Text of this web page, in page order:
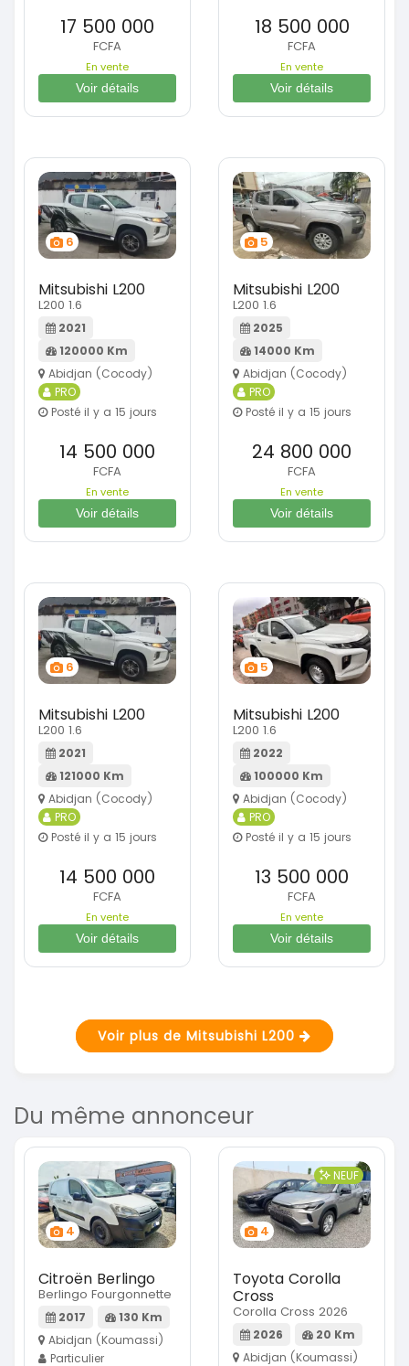
17 500 000
FCFA
En vente
Voir détails
18 500 000
FCFA
En vente
Voir détails
6
Mitsubishi L200
L200 1.6
2021
120000 Km
Abidjan (Cocody)
PRO
Posté il y a 15 jours
14 500 000
FCFA
En vente
Voir détails
5
Mitsubishi L200
L200 1.6
2025
14000 Km
Abidjan (Cocody)
PRO
Posté il y a 15 jours
24 800 000
FCFA
En vente
Voir détails
6
Mitsubishi L200
L200 1.6
2021
121000 Km
Abidjan (Cocody)
PRO
Posté il y a 15 jours
14 500 000
FCFA
En vente
Voir détails
5
Mitsubishi L200
L200 1.6
2022
100000 Km
Abidjan (Cocody)
PRO
Posté il y a 15 jours
13 500 000
FCFA
En vente
Voir détails
Voir plus de Mitsubishi L200
Du même annonceur
4
Citroën Berlingo
Berlingo Fourgonnette
2017
130 Km
Abidjan (Koumassi)
Particulier
4
NEUF
Toyota Corolla
Cross
Corolla Cross 2026
2026
20 Km
Abidjan (Koumassi)